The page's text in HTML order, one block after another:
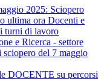
2025: Sciopero
ultima ora Docenti e
turni di lavoro
e Ricerca - settore
sciopero del 7 maggio
DOCENTE su percorsi